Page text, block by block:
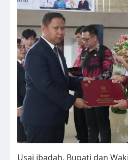
Usai ibadah, Bupati dan